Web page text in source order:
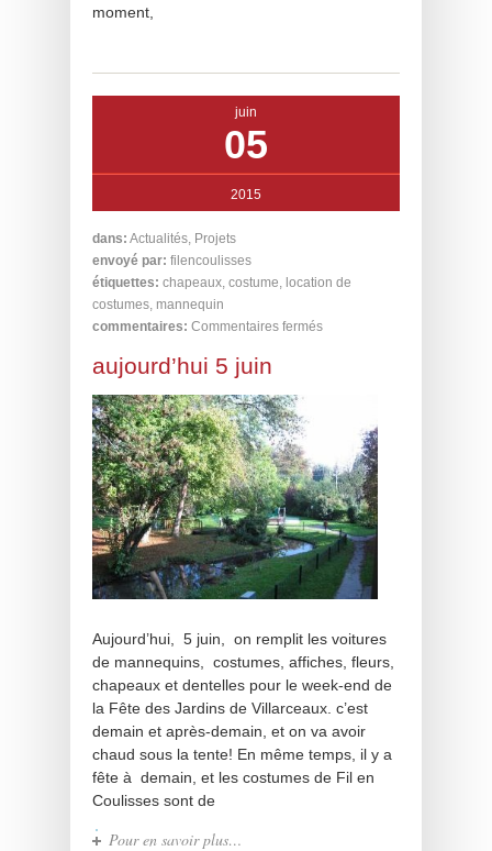
moment,
juin
05
2015
dans: Actualités, Projets
envoyé par: filencoulisses
étiquettes: chapeaux, costume, location de
costumes, mannequin
commentaires: Commentaires fermés
aujourd’hui 5 juin
Aujourd’hui, 5 juin, on remplit les voitures
de mannequins, costumes, affiches, fleurs,
chapeaux et dentelles pour le week-end de
la Fête des Jardins de Villarceaux. c’est
demain et après-demain, et on va avoir
chaud sous la tente! En même temps, il y a
fête à demain, et les costumes de Fil en
Coulisses sont de
Pour en savoir plus…